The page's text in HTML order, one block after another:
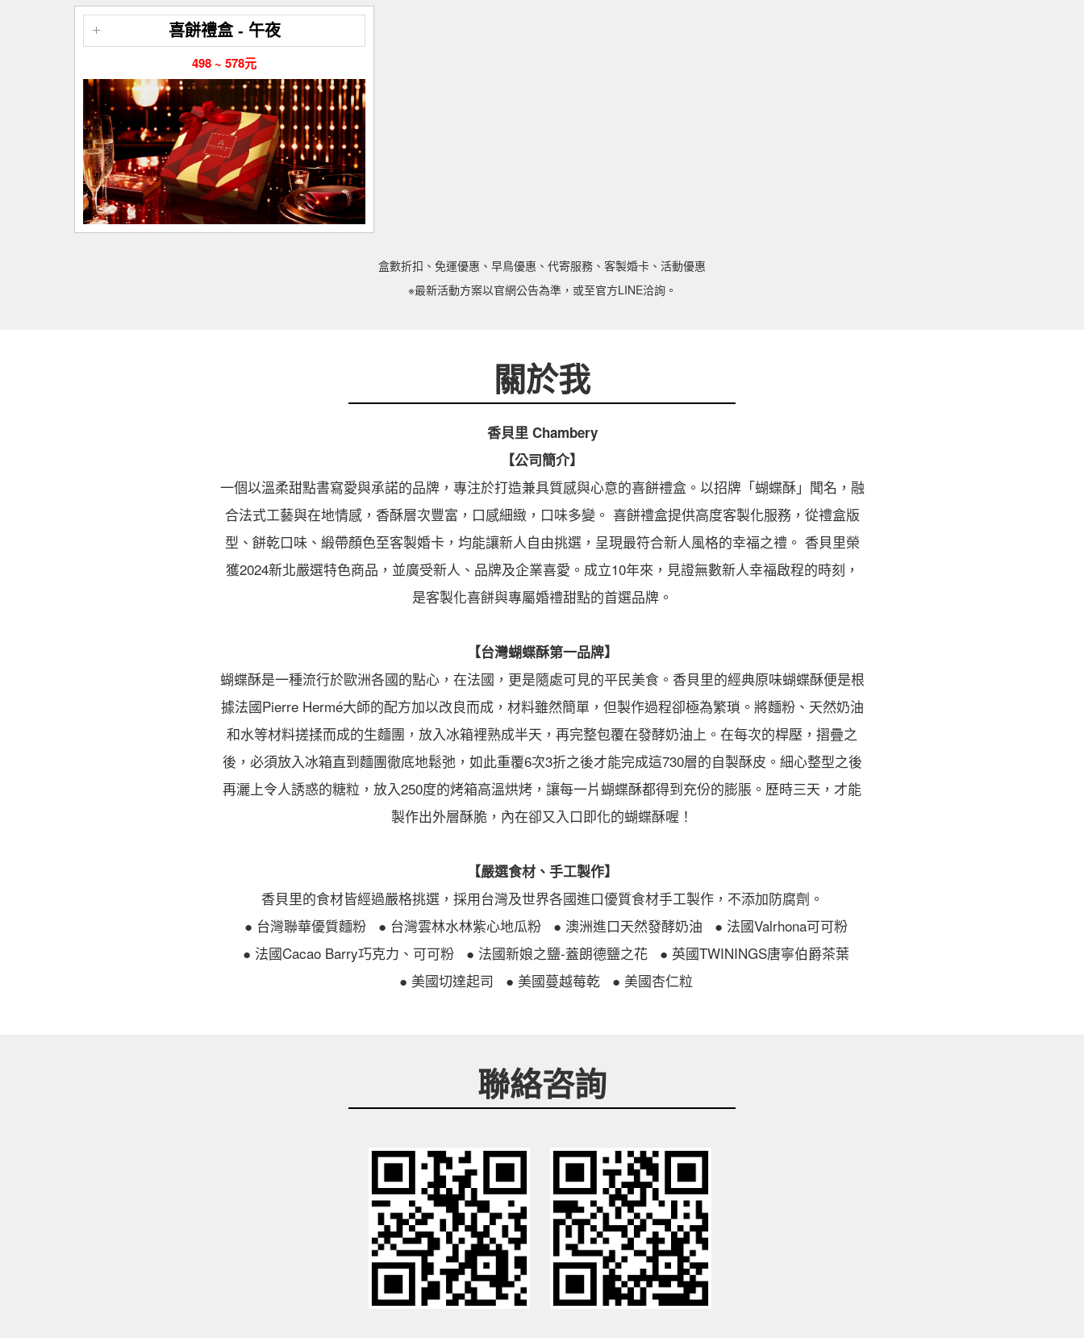
喜餅禮盒 - 午夜
498 ~ 578元
盒數折扣、免運優惠、早鳥優惠、代寄服務、客製婚卡、活動優惠
※最新活動方案以官網公告為準，或至官方LINE洽詢。
關於我
香貝里 Chambery
【公司簡介】
一個以溫柔甜點書寫愛與承諾的品牌，專注於打造兼具質感與心意的喜餅禮盒。以招牌「蝴蝶酥」聞名，融
合法式工藝與在地情感，香酥層次豐富，口感細緻，口味多變。 喜餅禮盒提供高度客製化服務，從禮盒版
型、餅乾口味、緞帶顏色至客製婚卡，均能讓新人自由挑選，呈現最符合新人風格的幸福之禮。 香貝里榮
獲2024新北嚴選特色商品，並廣受新人、品牌及企業喜愛。成立10年來，見證無數新人幸福啟程的時刻，
是客製化喜餅與專屬婚禮甜點的首選品牌。
【台灣蝴蝶酥第一品牌】
蝴蝶酥是一種流行於歐洲各國的點心，在法國，更是隨處可見的平民美食。香貝里的經典原味蝴蝶酥便是根
據法國Pierre Hermé大師的配方加以改良而成，材料雖然簡單，但製作過程卻極為繁瑣。將麵粉、天然奶油
和水等材料搓揉而成的生麵團，放入冰箱裡熟成半天，再完整包覆在發酵奶油上。在每次的桿壓，摺疊之
後，必須放入冰箱直到麵團徹底地鬆弛，如此重覆6次3折之後才能完成這730層的自製酥皮。細心整型之後
再灑上令人誘惑的糖粒，放入250度的烤箱高溫烘烤，讓每一片蝴蝶酥都得到充份的膨脹。歷時三天，才能
製作出外層酥脆，內在卻又入口即化的蝴蝶酥喔！
【嚴選食材、手工製作】
香貝里的食材皆經過嚴格挑選，採用台灣及世界各國進口優質食材手工製作，不添加防腐劑。
● 台灣聯華優質麵粉
● 台灣雲林水林紫心地瓜粉 ● 澳洲進口天然發酵奶油
● 法國Valrhona可可粉
● 法國Cacao Barry巧克力、可可粉
● 法國新娘之鹽-蓋朗德鹽之花
● 英國TWININGS唐寧伯爵茶葉
● 美國切達起司
● 美國蔓越莓乾 ● 美國杏仁粒
聯絡咨詢